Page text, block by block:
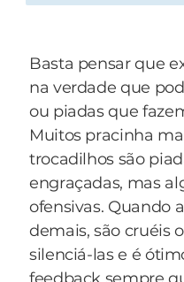
Basta pensar que
na verdade que
ou piadas que
Muitos pracinha
trocadilhos são
engraçadas, mas
ofensivas. Quando
demais, são cruéis
silenciá-las e é